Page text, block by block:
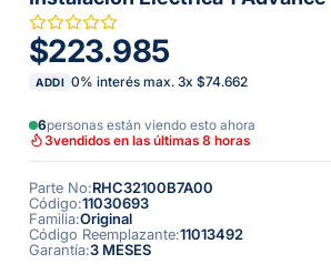
$223.985
ADDI 0% interés max. 3x $74.662
6personas están viendo esto ahora
3vendidos en las últimas 8 horas
Parte No:RHC32100B7A00
Código:11030693
Familia:Original
Código Reemplazante:11013492
Garantía:3 MESES